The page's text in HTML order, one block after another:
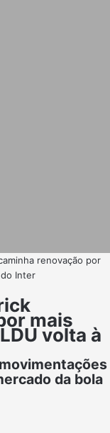
renovação por
Inter
mais
volta à
da bola